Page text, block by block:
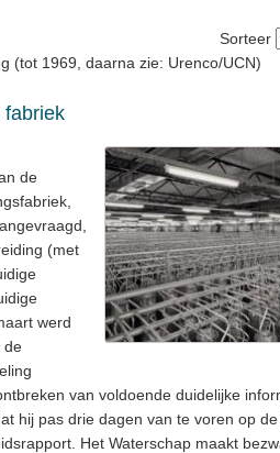
Sorteer
(tot 1969, daarna zie: Urenco/UCN)
fabriek
de
(met
werd
de
van voldoende duidelijke
hij pas drie dagen van te voren op
Het Waterschap maakt